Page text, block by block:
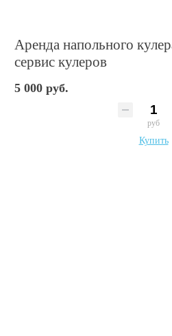
Аренда напольного
сервис кулеров
5 000 руб.
руб
Купить